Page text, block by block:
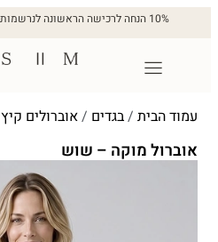
10% הנחה לרכישה הראשונה לנרשמות למעדון הלקוחות
עמוד הבית /בגדים /אוברולים קיץ 26
אוברול מוקה – שוש